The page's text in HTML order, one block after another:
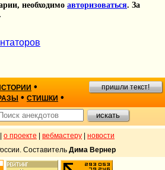
необходимо авторизоваться. За
•
• СТИШКИ •
пришли текст!
о проекте вебмастеру
новости
Составитель Дима Вернер